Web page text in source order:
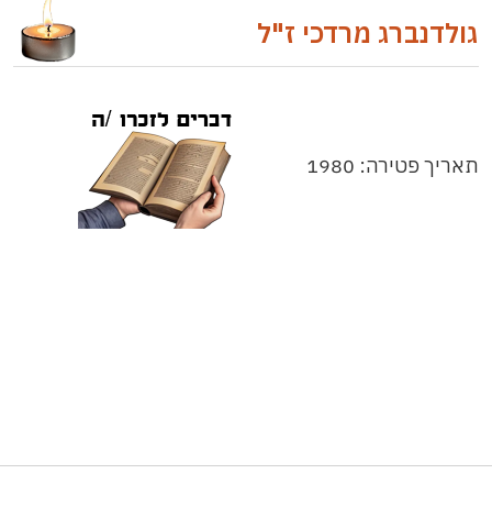
גולדנברג מרדכי ז"ל
תאריך פטירה: 1980